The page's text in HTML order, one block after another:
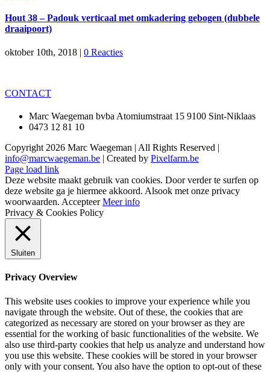
Hout 38 – Padouk verticaal met omkadering gebogen (dubbele
draaipoort)
oktober 10th, 2018 | 0 Reacties
CONTACT
Marc Waegeman bvba Atomiumstraat 15 9100 Sint-Niklaas
0473 12 81 10
Copyright 2026 Marc Waegeman | All Rights Reserved |
info@marcwaegeman.be | Created by Pixelfarm.be
Page load link
Deze website maakt gebruik van cookies. Door verder te surfen op
deze website ga je hiermee akkoord. Alsook met onze privacy
woorwaarden. Accepteer Meer info
Privacy & Cookies Policy
Sluiten
Privacy Overview
This website uses cookies to improve your experience while you
navigate through the website. Out of these, the cookies that are
categorized as necessary are stored on your browser as they are
essential for the working of basic functionalities of the website. We
also use third-party cookies that help us analyze and understand how
you use this website. These cookies will be stored in your browser
only with your consent. You also have the option to opt-out of these